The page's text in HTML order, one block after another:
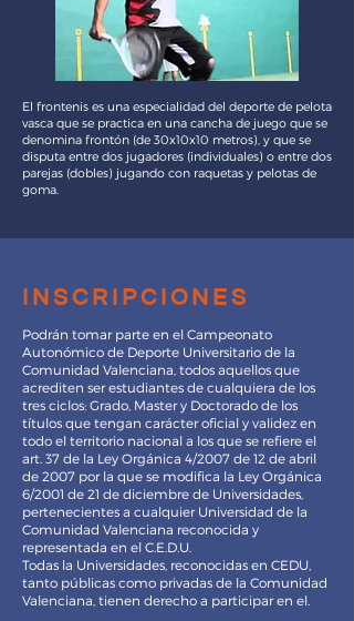
El frontenis es una especialidad del deporte de pelota
vasca que se practica en una cancha de juego que se
denomina frontón (de 30x10x10 metros), y que se
disputa entre dos jugadores (individuales) o entre dos
parejas (dobles) jugando con raquetas y pelotas de
goma.
inscripciones
Podrán tomar parte en el Campeonato
Autonómico de Deporte Universitario de la
Comunidad Valenciana, todos aquellos que
acrediten ser estudiantes de cualquiera de los
tres ciclos: Grado, Master y Doctorado de los
títulos que tengan carácter oficial y validez en
todo el territorio nacional a los que se refiere el
art. 37 de la Ley Orgánica 4/2007 de 12 de abril
de 2007 por la que se modifica la Ley Orgánica
6/2001 de 21 de diciembre de Universidades,
pertenecientes a cualquier Universidad de la
Comunidad Valenciana reconocida y
representada en el C.E.D.U.
Todas la Universidades, reconocidas en CEDU,
tanto públicas como privadas de la Comunidad
Valenciana, tienen derecho a participar en el.